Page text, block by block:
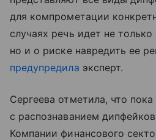
для компрометации
случаях речь идет не
но и о риске навредить ее
предупредила эксперт.
Сергеева отметила, что пока
с распознаванием
Компании финансового